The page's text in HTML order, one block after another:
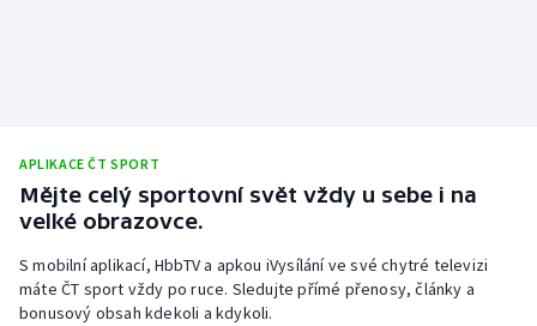
APLIKACE ČT SPORT
Mějte celý sportovní svět vždy u sebe i na
velké obrazovce.
S mobilní aplikací, HbbTV a apkou iVysílání ve své chytré televizi
máte ČT sport vždy po ruce. Sledujte přímé přenosy, články a
bonusový obsah kdekoli a kdykoli.